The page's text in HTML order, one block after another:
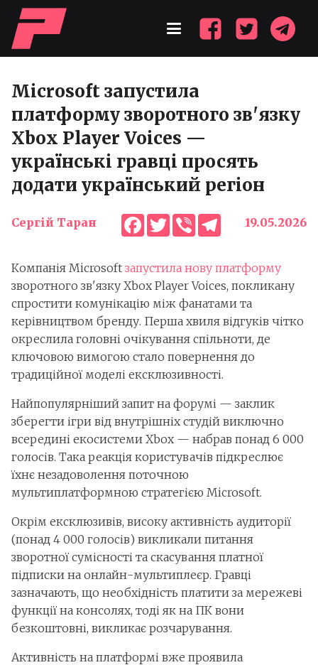
Microsoft запустила
платформу зворотного зв'язку
Xbox Player Voices —
українські гравці просять
додати український регіон
Сергій Таран Facebook
Twitter
ViberTelegram
19.05.2026
Компанія Microsoft запустила нову платформу
зворотного зв'язку Xbox Player Voices, покликану
спростити комунікацію між фанатами та
керівництвом бренду. Перша хвиля відгуків чітко
окреслила головні очікування спільноти, де
ключовою вимогою стало повернення до
традиційної моделі ексклюзивності.
Найпопулярніший запит на форумі — заклик
зберегти ігри від внутрішніх студій виключно
всередині екосистеми Xbox — набрав понад 6 000
голосів. Така реакція користувачів підкреслює
їхнє незадоволення поточною
мультиплатформною стратегією Microsoft.
Окрім ексклюзивів, високу активність аудиторії
(понад 4 000 голосів) викликали питання
зворотної сумісності та скасування платної
підписки на онлайн-мультиплеєр. Гравці
зазначають, що необхідність платити за мережеві
функції на консолях, тоді як на ПК вони
безкоштовні, викликає розчарування.
Активність на платформі вже проявила